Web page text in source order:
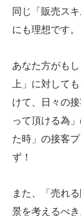
同じ「販売ス
にも理想です。
あなた方がも
上」に対して
けて、日々の
って頂ける為
た時」の接客
ず！
また、「売れ
景を考えるべ